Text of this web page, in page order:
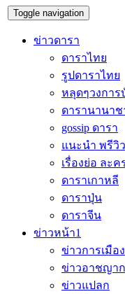
Toggle navigation
ข่าวดารา
ดาราไทย
รูปดาราไทย
หลุดๆวงการ
ดารานานาช
gossip ดารา
แนะนำ พรีวิ
เรื่องย่อ ละค
ดาราเกาหลี
ดาราปุ่น
ดาราจีน
ข่าวหน้า1
ข่าวการเมือง
ข่าวอาชญา
ข่าวแปลก